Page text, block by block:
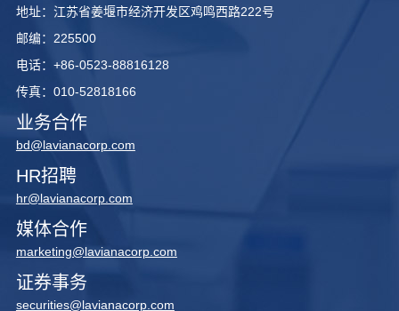
地址：江苏省姜堰市经济开发区鸡鸣西路222号
邮编：225500
电话：+86-0523-88816128
传真：010-52818166
业务合作
bd@lavianacorp.com
HR招聘
hr@lavianacorp.com
媒体合作
marketing@lavianacorp.com
证券事务
securities@lavianacorp.com